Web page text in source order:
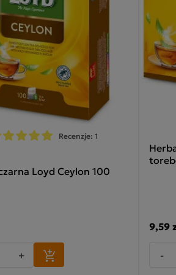
Recenzje: 1
Loyd Ceylon 100
+
9,59
-